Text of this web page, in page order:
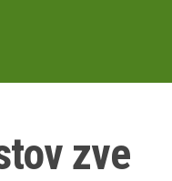
zve